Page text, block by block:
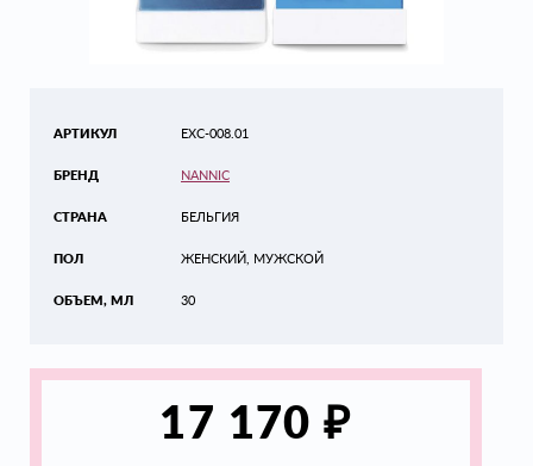
АРТИКУЛ
БРЕНД
СТРАНА
ПОЛ
ОБЪЕМ, МЛ
EXC-008.01
NANNIC
БЕЛЬГИЯ
ЖЕНСКИЙ, МУЖСКОЙ
30
17 170₽